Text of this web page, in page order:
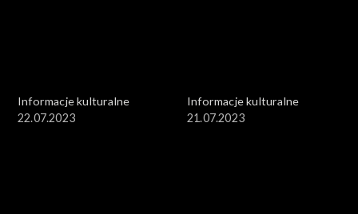
Informacje kulturalne
22.07.2023
Informacje kulturalne
21.07.2023